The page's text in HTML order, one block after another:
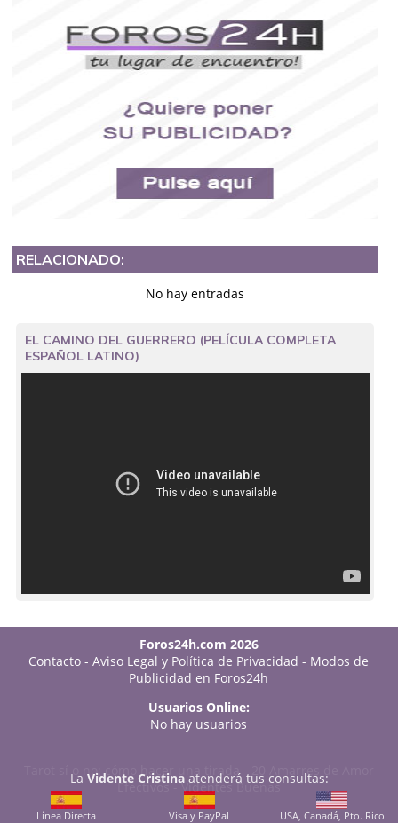
RELACIONADO:
No hay entradas
EL CAMINO DEL GUERRERO (PELÍCULA COMPLETA
ESPAÑOL LATINO)
Foros24h.com 2026
Contacto -Aviso Legal y Política de Privacidad - Modos de
Publicidad en Foros24h
Usuarios Online:
No hay usuarios
Tarot sí o no: cómo hacer una tirada-
20 Amarres de Amor
Efectivos-Videntes Buenas
La Vidente Cristinaatenderá tus consultas:
Línea Directa
Visa y PayPal
USA, Canadá, Pto. Rico